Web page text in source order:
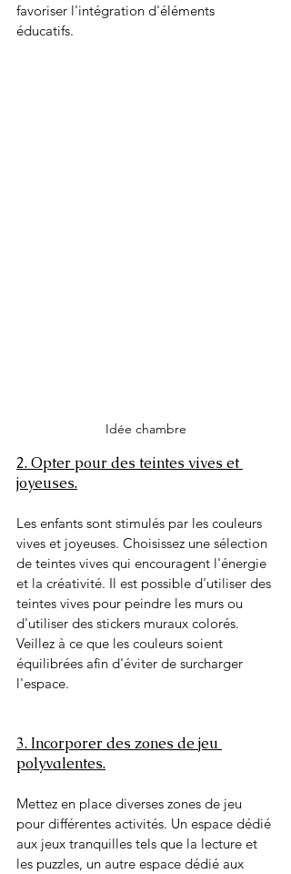
favoriser l'intégration d'éléments
éducatifs.
Idée chambre
2. Opter pour des teintes vives et
joyeuses.
Les enfants sont stimulés par les couleurs
vives et joyeuses. Choisissez une sélection
de teintes vives qui encouragent l'énergie
et la créativité. Il est possible d'utiliser des
teintes vives pour peindre les murs ou
d'utiliser des stickers muraux colorés.
Veillez à ce que les couleurs soient
équilibrées afin d'éviter de surcharger
l'espace.
3. Incorporer des zones de jeu
polyvalentes.
Mettez en place diverses zones de jeu
pour différentes activités. Un espace dédié
aux jeux tranquilles tels que la lecture et
les puzzles, un autre espace dédié aux